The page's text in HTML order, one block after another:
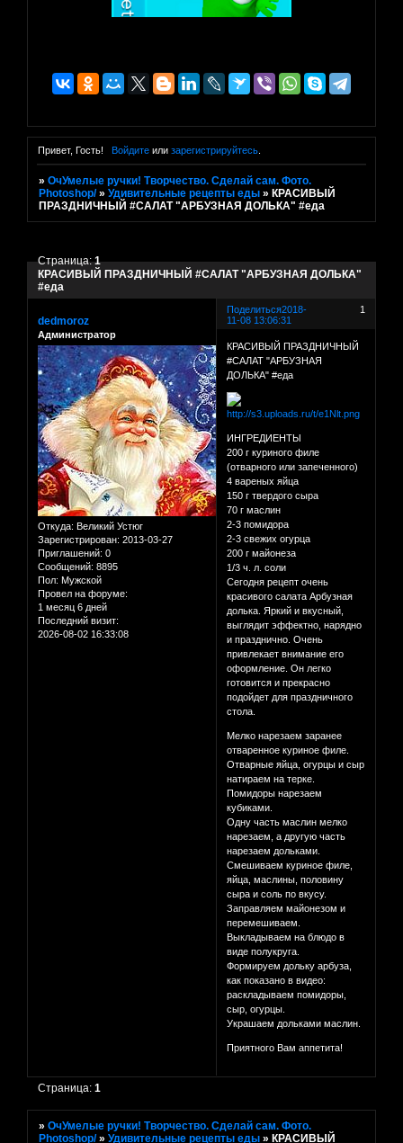
Привет, Гость! Войдитеили зарегистрируйтесь.
»ОчУмелые ручки! Творчество. Сделай сам. Фото.
Photoshop/ »Удивительные рецепты еды » КРАСИВЫЙ
ПРАЗДНИЧНЫЙ #САЛАТ "АРБУЗНАЯ ДОЛЬКА" #еда
КРАСИВЫЙ ПРАЗДНИЧНЫЙ #САЛАТ "АРБУЗНАЯ ДОЛЬКА"
#еда
Страница:1
Поделиться 1
2018-
11-08 13:06:31
dedmoroz
Администратор
Откуда: Великий Устюг
Зарегистрирован: 2013-03-27
Приглашений: 0
Сообщений: 8895
Пол: Мужской
Провел на форуме:
1 месяц 6 дней
Последний визит:
2026-08-02 16:33:08
КРАСИВЫЙ ПРАЗДНИЧНЫЙ
#САЛАТ "АРБУЗНАЯ
ДОЛЬКА" #еда
ИНГРЕДИЕНТЫ
200 г куриного филе
(отварного или запеченного)
4 вареных яйца
150 г твердого сыра
70 г маслин
2-3 помидора
2-3 свежих огурца
200 г майонеза
1/3 ч. л. соли
Сегодня рецепт очень
красивого салата Арбузная
долька. Яркий и вкусный,
выглядит эффектно, нарядно
и празднично. Очень
привлекает внимание его
оформление. Он легко
готовится и прекрасно
подойдет для праздничного
стола.
Мелко нарезаем заранее
отваренное куриное филе.
Отварные яйца, огурцы и сыр
натираем на терке.
Помидоры нарезаем
кубиками.
Одну часть маслин мелко
нарезаем, а другую часть
нарезаем дольками.
Смешиваем куриное филе,
яйца, маслины, половину
сыра и соль по вкусу.
Заправляем майонезом и
перемешиваем.
Выкладываем на блюдо в
виде полукруга.
Формируем дольку арбуза,
как показано в видео:
раскладываем помидоры,
сыр, огурцы.
Украшаем дольками маслин.
Приятного Вам аппетита!
Страница:1
»ОчУмелые ручки! Творчество. Сделай сам. Фото.
Photoshop/ »Удивительные рецепты еды »КРАСИВЫЙ